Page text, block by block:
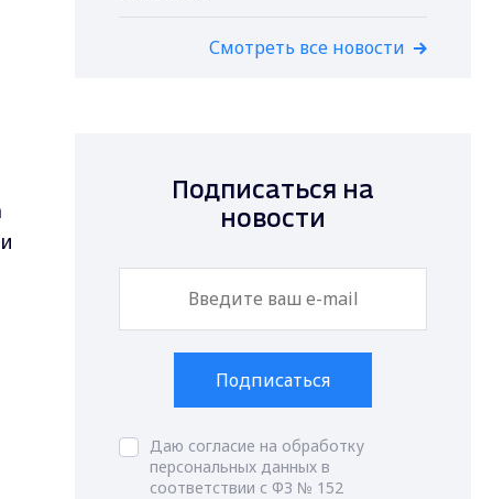
Смотреть все новости
Подписаться на
новости
Подписаться
Даю согласие на обработку
персональных данных в
соответствии с ФЗ № 152